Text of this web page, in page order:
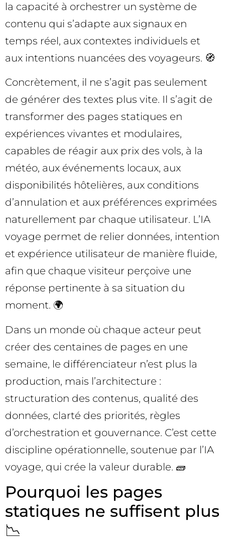
la capacité à orchestrer un système de
contenu qui s’adapte aux signaux en
temps réel, aux contextes individuels et
aux intentions nuancées des voyageurs. 🧭
Concrètement, il ne s’agit pas seulement
de générer des textes plus vite. Il s’agit de
transformer des pages statiques en
expériences vivantes et modulaires,
capables de réagir aux prix des vols, à la
météo, aux événements locaux, aux
disponibilités hôtelières, aux conditions
d’annulation et aux préférences exprimées
naturellement par chaque utilisateur. L’IA
voyage permet de relier données, intention
et expérience utilisateur de manière fluide,
afin que chaque visiteur perçoive une
réponse pertinente à sa situation du
moment. 🌍
Dans un monde où chaque acteur peut
créer des centaines de pages en une
semaine, le différenciateur n’est plus la
production, mais l’architecture :
structuration des contenus, qualité des
données, clarté des priorités, règles
d’orchestration et gouvernance. C’est cette
discipline opérationnelle, soutenue par l’IA
voyage, qui crée la valeur durable. 🧱
Pourquoi les pages
statiques ne suffisent plus
📉